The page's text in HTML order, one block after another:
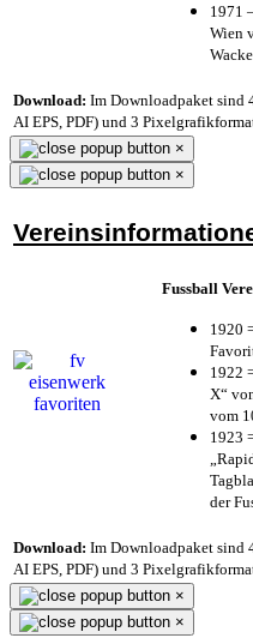
1971
Wien
Download: Im Downloadpaket sind
AI EPS, PDF) und 3
×
×
Fussball
1920
1922
X“
vom
1923
der
Download: Im Downloadpaket sind
AI EPS, PDF) und 3
×
×